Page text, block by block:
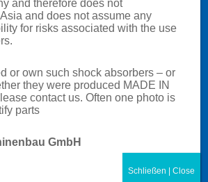
and therefore does not
and does not assume any
for risks associated with the use
or own such shock absorbers – or
they were produced MADE IN
contact us. Often one photo is
parts
GmbH
Schließen | Close